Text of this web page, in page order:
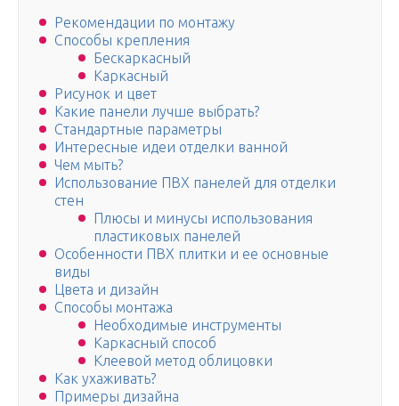
Рекомендации по монтажу
Способы крепления
Бескаркасный
Каркасный
Рисунок и цвет
Какие панели лучше выбрать?
Стандартные параметры
Интересные идеи отделки ванной
Чем мыть?
Использование ПВХ панелей для отделки
стен
Плюсы и минусы использования
пластиковых панелей
Особенности ПВХ плитки и ее основные
виды
Цвета и дизайн
Способы монтажа
Необходимые инструменты
Каркасный способ
Клеевой метод облицовки
Как ухаживать?
Примеры дизайна